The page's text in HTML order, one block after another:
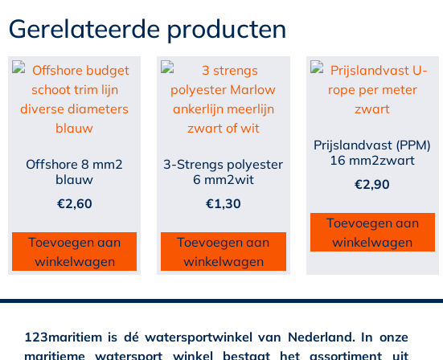
Gerelateerde producten
Offshore 8 mm2
blauw
€2,60
Toevoegen aan
winkelwagen
3-Strengs polyester
6 mm2wit
€1,30
Toevoegen aan
winkelwagen
Prijslandvast (PPM)
16 mm2zwart
€2,90
Toevoegen aan
winkelwagen
123maritiem is dé watersportwinkel van Nederland. In onze
maritieme watersport winkel bestaat het assortiment uit